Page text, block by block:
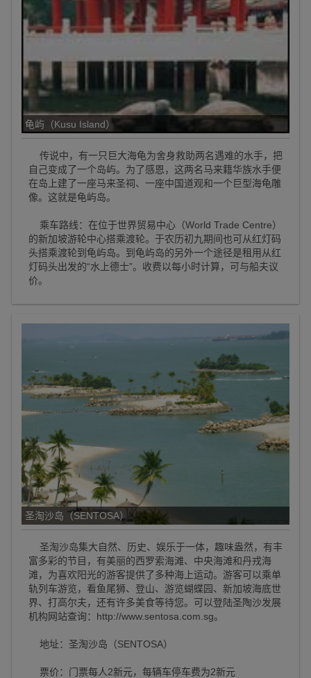
龟屿（Kusu Island）
传说中，有一只巨大海龟为舍身救助两名遇难的水手，把
自己变成了一个岛屿。为了感恩，这两名马来籍华族水手便
在岛上建了一座马来圣祠、一座中国道观和一个巨型海龟雕
像。这就是龟屿岛。
乘车路线：在位于世界贸易中心（World Trade Centre）
的新加坡游轮中心搭乘渡轮。于农历初九期间也可从红灯码
头搭乘渡轮到龟屿岛。到龟屿岛的另外一个途径是租用从红
灯码头出发的“水上德士”。收费以每小时计算，可与船夫议
价。
圣淘沙岛（SENTOSA）
圣淘沙岛集大自然、历史、娱乐于一体，趣味盎然，有丰
富多彩的节目，有美丽的西罗索海滩、中央海滩和丹戎海
滩，为喜欢阳光的游客提供了多种海上运动。游客可以乘单
轨列车游览，看鱼尾狮、登山、游览蝴蝶园、新加坡海底世
界、打高尔夫，还有许多美食等待您。可以登陆圣陶沙发展
机构网站查询：http://www.sentosa.com.sg。
地址：圣淘沙岛（SENTOSA）
票价：门票每人2新元，每辆车停车费为2新元